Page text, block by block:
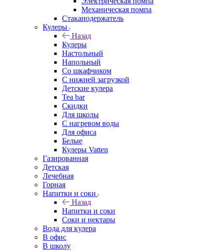
Механическая помпа
Стаканодержатель
Кулеры
Назад
Кулеры
Настольный
Напольный
Со шкафчиком
С нижней загрузкой
Детские кулера
Tea bar
Скидки
Для школы
С нагревом воды
Для офиса
Белые
Кулеры Vatten
Газированная
Детская
Лечебная
Горная
Напитки и соки
Назад
Напитки и соки
Соки и нектары
Вода для кулера
В офис
В школу